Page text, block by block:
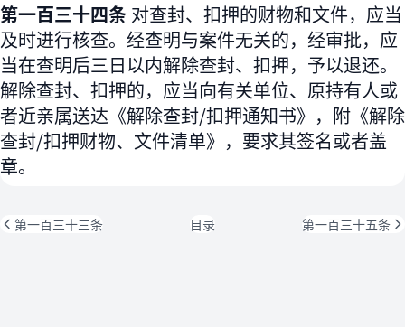
第一百三十四条 对查封、扣押的财物和文件，应当
及时进行核查。经查明与案件无关的，经审批，应
当在查明后三日以内解除查封、扣押，予以退还。
解除查封、扣押的，应当向有关单位、原持有人或
者近亲属送达《解除查封/扣押通知书》，附《解除
查封/扣押财物、文件清单》，要求其签名或者盖
章。
第一百三十三条 目录 第一百三十五条